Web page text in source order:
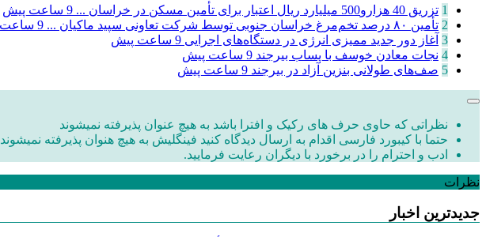
1 تزریق 40 هزارو500 میلیارد ریال اعتبار برای تأمین مسکن در خراسان ...
9 ساعت پیش
2 تأمین ۸۰ درصد تخم‌مرغ خراسان جنوبی توسط شرکت تعاونی سپید ماکیان ...
9 ساعت پیش
3 آغاز دور جدید ممیزی انرژی در دستگاه‌های اجرایی 9 ساعت پیش
4 نجات معادن خوسف با پساب بیرجند 9 ساعت پیش
5 صف‌های طولانی بنزین آزاد در بیرجند 9 ساعت پیش
نظراتی که حاوی حرف های رکیک و افترا باشد به هیچ عنوان پذیرفته نمیشوند
حتما با کیبورد فارسی اقدام به ارسال دیدگاه کنید فینگلیش به هیچ هنوان پذیرفته نمیشوند
ادب و احترام را در برخورد با دیگران رعایت فرمایید.
نظرات
جدیدترین اخبار